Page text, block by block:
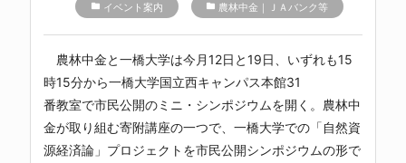
folder イベント案内 folder 農林中金｜ＪＡバンク等
農林中金と一橋大学は今月12日と19日、いずれも15
時15分から一橋大学国立西キャンパス本館31
番教室で市民公開のミニ・シンポジウムを開く。 農林中
金が取り組む寄附講座の一つで、 一橋大学での「自然資
源経済論」プロジェクトを市民公開シンポジウムの形で